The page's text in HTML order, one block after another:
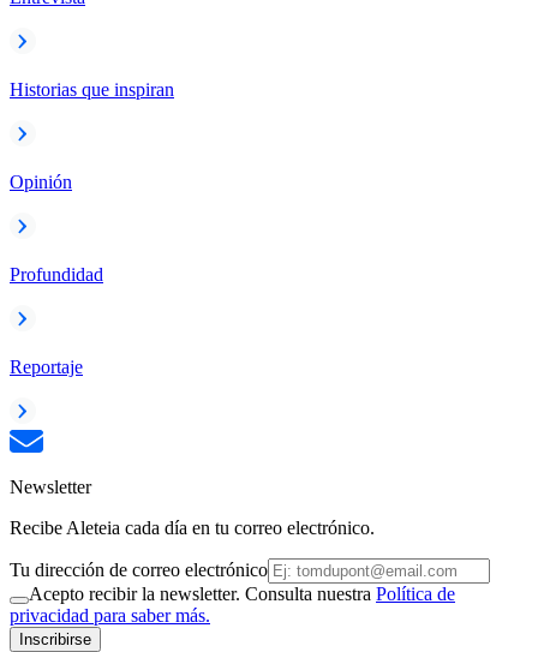
Historias que inspiran
Opinión
Profundidad
Reportaje
Newsletter
Recibe Aleteia cada día en tu correo electrónico.
Tu dirección de correo electrónico
Acepto recibir la newsletter. Consulta nuestra Política de
privacidad para saber más.
Inscribirse